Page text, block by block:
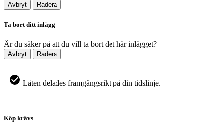
Avbryt Radera
Ta bort ditt inlägg
Är du säker på att du vill ta bort det här inlägget?
Avbryt Radera
Låten delades framgångsrikt på din tidslinje.
Köp krävs